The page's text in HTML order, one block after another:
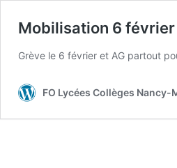
Mobilisation 6 février
Grève le 6 février et AG partout
FO Lycées Collèges Nancy-